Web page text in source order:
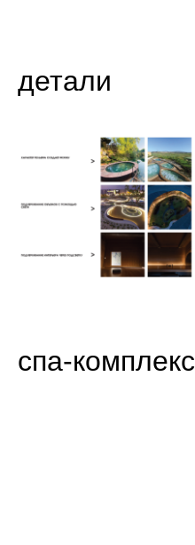
детали
спа-комплекс